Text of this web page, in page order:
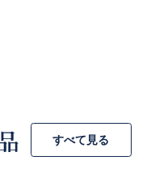
をご用意させて
すべて見る